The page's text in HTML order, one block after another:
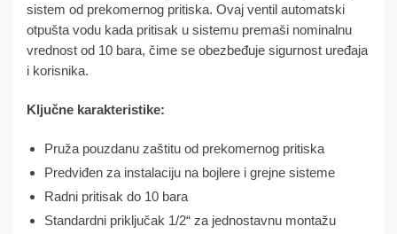
sistem od prekomernog pritiska. Ovaj ventil automatski
otpušta vodu kada pritisak u sistemu premaši nominalnu
vrednost od 10 bara, čime se obezbeđuje sigurnost uređaja
i korisnika.
Ključne karakteristike:
Pruža pouzdanu zaštitu od prekomernog pritiska
Predviđen za instalaciju na bojlere i grejne sisteme
Radni pritisak do 10 bara
Standardni priključak 1/2“ za jednostavnu montažu